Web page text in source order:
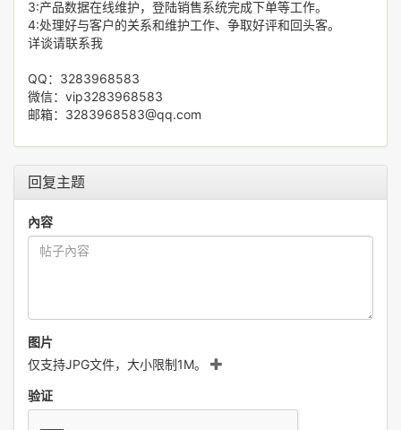
3:产品数据在线维护，登陆销售系统完成下单等工作。
4:处理好与客户的关系和维护工作、争取好评和回头客。
详谈请联系我
QQ：3283968583
微信：vip3283968583
邮箱：3283968583@qq.com
回复主题
內容
图片
仅支持JPG文件，大小限制1M。
验证